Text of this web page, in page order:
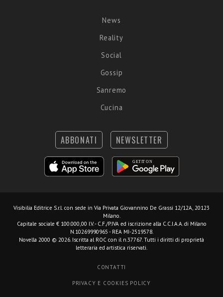
News
Reality
Social
Gossip
Sanremo
Cucina
ABBONATI NEWSLETTER
Visibilia Editrice S.r.l. con sede in Via Privata Giovannino De Grassi 12/12A, 20123
Milano.
Capitale sociale € 100.000,00 I.V. - C.F./P.IVA ed iscrizione alla C.C.I.A.A. di Milano
N.10269990965 - REA MI-2519578.
Novella 2000 © 2026. Iscritta al ROC con il n.37767. Tutti i diritti di proprietà
letteraria ed artistica riservati.
CONTATTI
PRIVACY E COOKIES POLICY